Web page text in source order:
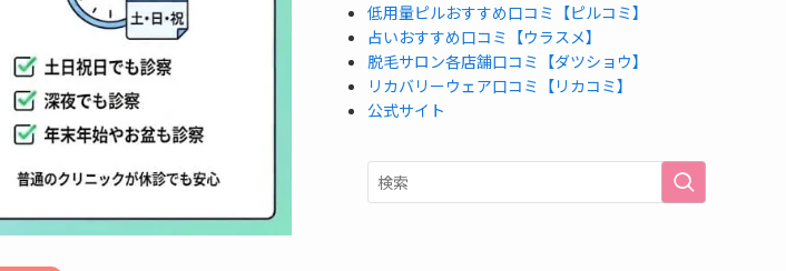
低用量ピルおすすめ口コミ【ピルコミ】
占いおすすめ口コミ【ウラスメ】
脱毛サロン各店舗口コミ【ダツショウ】
リカバリーウェア口コミ【リカコミ】
公式サイト